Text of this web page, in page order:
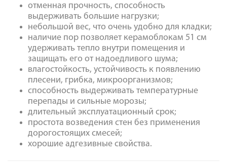
отменная прочность, способность
выдерживать большие нагрузки;
небольшой вес, что очень удобно для кладки;
наличие пор позволяет керамоблокам 51 см
удерживать тепло внутри помещения и
защищать его от надоедливого шума;
влагостойкость, устойчивость к появлению
плесени, грибка, микроорганизмов;
способность выдерживать температурные
перепады и сильные морозы;
длительный эксплуатационный срок;
простота возведения стен без применения
дорогостоящих смесей;
хорошие адгезивные свойства.